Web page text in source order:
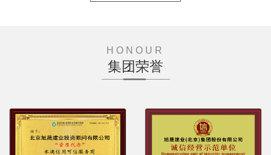
HONOUR
集团荣誉